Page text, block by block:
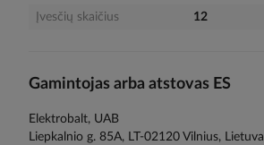
Įvesčių skaičius
12
Gamintojas arba atstovas ES
Elektrobalt, UAB
Liepkalnio g. 85A, LT-02120 Vilnius, Lietuva